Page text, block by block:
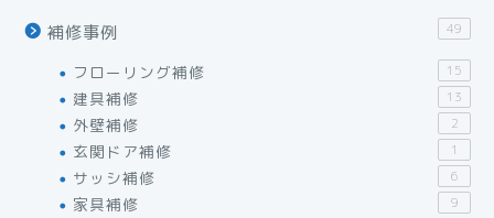
補修事例 49
フローリング補修 15
建具補修 13
外壁補修 2
玄関ドア補修 1
サッシ補修 6
家具補修 9